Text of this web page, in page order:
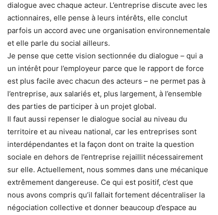
dialogue avec chaque acteur. L’entreprise discute avec les
actionnaires, elle pense à leurs intérêts, elle conclut
parfois un accord avec une organisation environnementale
et elle parle du social ailleurs.
Je pense que cette vision sectionnée du dialogue – qui a
un intérêt pour l’employeur parce que le rapport de force
est plus facile avec chacun des acteurs – ne permet pas à
l’entreprise, aux salariés et, plus largement, à l’ensemble
des parties de participer à un projet global.
Il faut aussi repenser le dialogue social au niveau du
territoire et au niveau national, car les entreprises sont
interdépendantes et la façon dont on traite la question
sociale en dehors de l’entreprise rejaillit nécessairement
sur elle. Actuellement, nous sommes dans une mécanique
extrêmement dangereuse. Ce qui est positif, c’est que
nous avons compris qu’il fallait fortement décentraliser la
négociation collective et donner beaucoup d’espace au